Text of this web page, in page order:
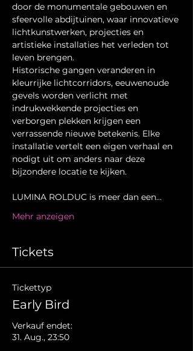
door de monumentale gebouwen en
sfeervolle abdijtuinen, waar innovatieve
lichtkunstwerken, projecties en
artistieke installaties het verleden tot
leven brengen.
Historische gangen veranderen in
kleurrijke lichtcorridors, eeuwenoude
gevels worden verlicht met
indrukwekkende projecties en
verborgen plekken krijgen een
verrassende nieuwe betekenis. Elke
installatie vertelt een eigen verhaal en
nodigt uit om anders naar deze
bijzondere locatie te kijken.
LUMINA ROLDUC is meer dan een…
Mehr anzeigen
Tickets
Tickettyp
Early Bird
Verkauf endet:
31. Aug., 23:50